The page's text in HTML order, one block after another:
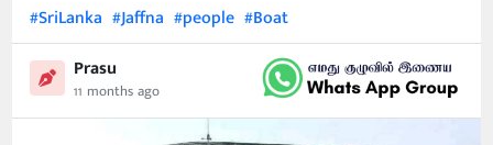
#SriLanka #Jaffna #people #Boat
Prasu
11 months ago